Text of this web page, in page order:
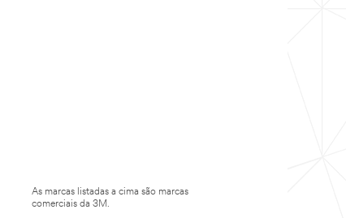
As marcas listadas a cima são marcas
comerciais da 3M.